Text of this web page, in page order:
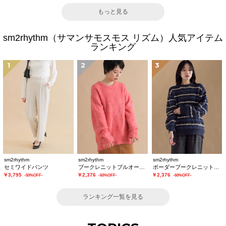
もっと見る
sm2rhythm（サマンサモスモス リズム）人気アイテム
ランキング
1
sm2rhythm
セミワイドパンツ
￥3,795 -50%OFF-
2
sm2rhythm
￥2,376 -60%OFF-
3
sm2rhythm
￥2,376 -60%OFF-
ランキング一覧を見る